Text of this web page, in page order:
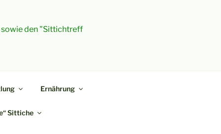
sowie den "Sittichtreff
Ernährung
Sittiche